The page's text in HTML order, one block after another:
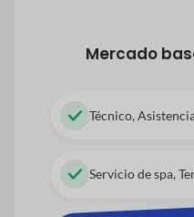
Mercado
Técnico,
Servicio de spa,